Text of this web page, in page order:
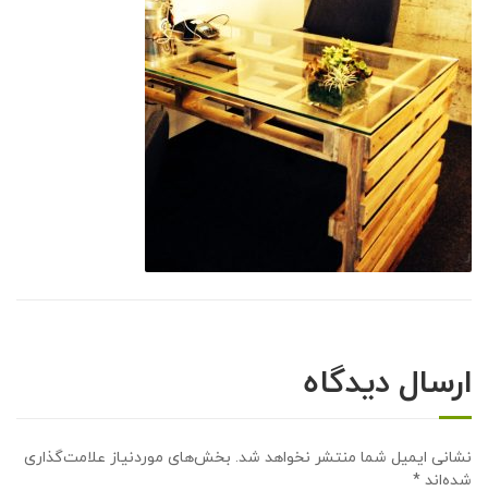
ارسال دیدگاه
نشانی ایمیل شما منتشر نخواهد شد. بخش‌های موردنیاز علامت‌گذاری
شده‌اند *